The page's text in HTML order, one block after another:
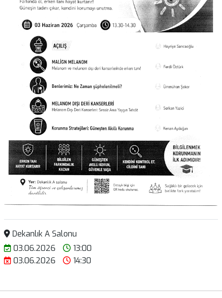
Dekanlık A Salonu
03.06.2026
13:00
03.06.2026
14:30